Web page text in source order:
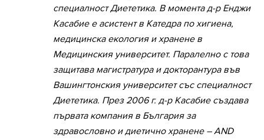
специалност Диететика. В момента д-р Енджи
Касабие е асистент в Катедра по хигиена,
медицинска екология и хранене в
Медицинския университет. Паралелно с това
защитава магистратура и докторантура във
Вашингтонския университет със специалност
Диететика. През 2006 г. д-р Касабие създава
първата компания в България за
здравословно и диетично хранене – AND